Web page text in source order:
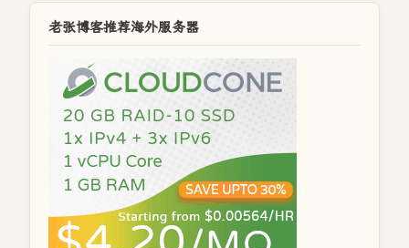
老张博客推荐海外服务器